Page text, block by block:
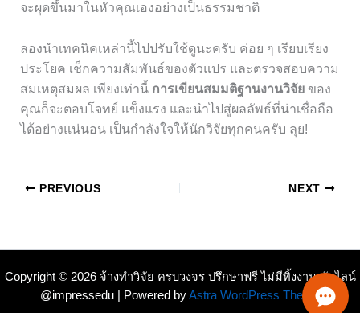
จะผุดขึ้นมาในหัวคุณเองอย่างเป็นธรรมชาติ
ลองนำเทคนิคเหล่านี้ไปปรับใช้ดูนะครับ ค่อย ๆ เรียบเรียง
ประโยค เช็กความสัมพันธ์ของตัวแปร และตรวจสอบความ
สมเหตุสมผล เพียงเท่านี้ การเขียนสมมติฐานงานวิจัยของ
คุณก็จะตอบโจทย์ แข็งแรง และนำไปสู่ผลลัพธ์ที่น่าเชื่อถือ
ได้อย่างแน่นอน เป็นกำลังใจให้นักวิจัยทุกคนครับ ลุย!
PREVIOUS NEXT
Copyright © 2026 จ้างทำวิจัย ครบวงจร ปรึกษาฟรี ไม่มีทิ้งงาน ทักไลน์
@impressedu | Powered byAstra WordPress Theme